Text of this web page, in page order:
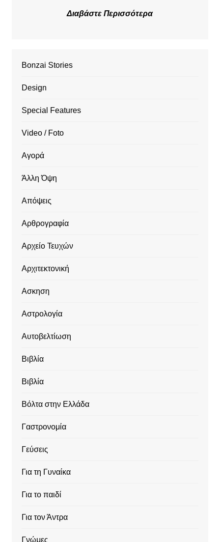
Διαβάστε Περισσότερα
Bonzai Stories
Design
Special Features
Video / Foto
Αγορά
Άλλη Όψη
Απόψεις
Αρθρογραφία
Αρχείο Τευχών
Αρχιτεκτονική
Ασκηση
Αστρολογία
Αυτοβελτίωση
Βιβλία
Βιβλία
Βόλτα στην Ελλάδα
Γαστρονομία
Γεύσεις
Για τη Γυναίκα
Για το παιδί
Για τον Άντρα
Γνώμες